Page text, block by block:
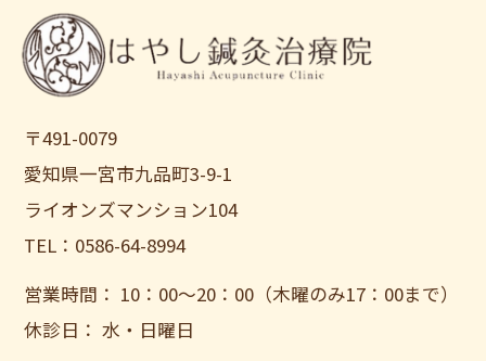
〒491-0079
愛知県一宮市九品町3-9-1
ライオンズマンション104
TEL：0586-64-8994
営業時間： 10：00〜20：00（木曜のみ17：00まで）
休診日： 水・日曜日